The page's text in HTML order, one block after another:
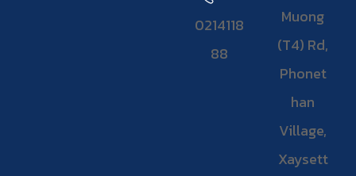
0214118
88
Muong
(T4) Rd,
Phonet
han
Village,
Xaysett